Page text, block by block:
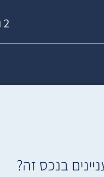
2 ושירותי אורחים
בנכס זה?